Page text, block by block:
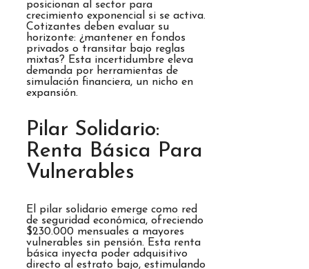
posicionan al sector para
crecimiento exponencial si se activa.
Cotizantes deben evaluar su
horizonte: ¿mantener en fondos
privados o transitar bajo reglas
mixtas? Esta incertidumbre eleva
demanda por herramientas de
simulación financiera, un nicho en
expansión.
Pilar Solidario:
Renta Básica Para
Vulnerables
El pilar solidario emerge como red
de seguridad económica, ofreciendo
$230.000 mensuales a mayores
vulnerables sin pensión. Esta renta
básica inyecta poder adquisitivo
directo al estrato bajo, estimulando